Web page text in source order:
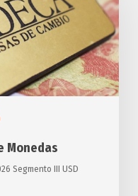
Monedas
Segmento III USD